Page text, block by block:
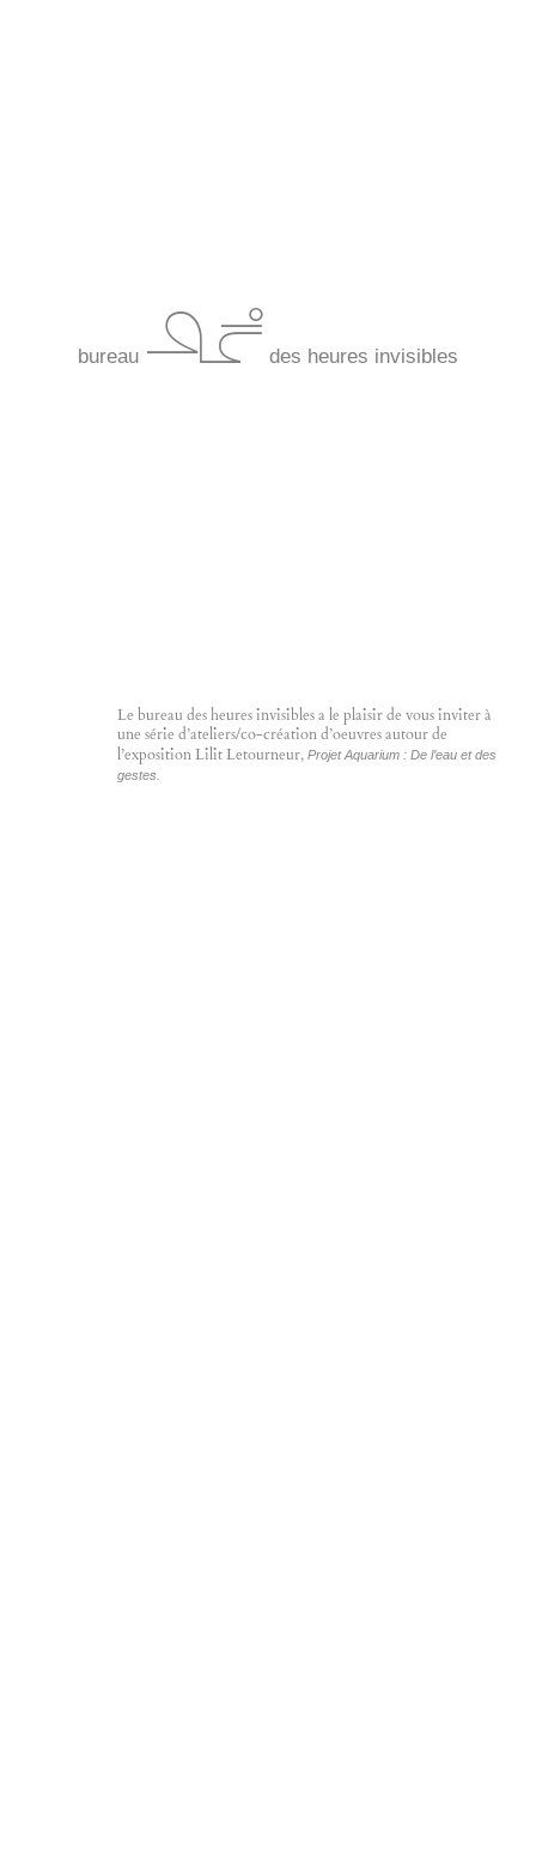
bureau *BHI* des heures invisibles
Projet Aquarium : De l’eau et des
gestes.